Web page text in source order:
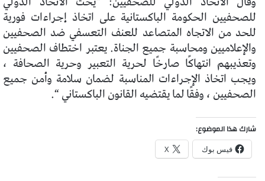
للصحفيين الحكومة الباكستانية على اتخاذ إجراءات فورية
للحد من الاتجاه المتصاعد للعنف التعسفي ضد الصحفيين
والإعلاميين ومحاسبة جميع الجناة. يعتبر اختطاف الصحفيين
وتعذيبهم انتهاكًا صارخًا لحرية التعبير وحرية الصحافة ،
ويجب اتخاذ الإجراءات المناسبة لضمان سلامة وأمن جميع
الصحفيين ، وفقًا لما يقتضيه القانون الباكستاني “.
شارك هذا الموضوع:
فيس بوك X